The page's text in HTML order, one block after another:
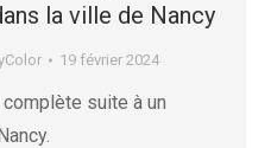
la ville de Nancy
19 février 2024
complète suite à un